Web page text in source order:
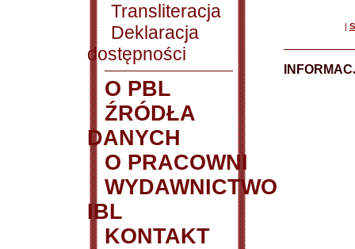
Transliteracja
Deklaracja
dostępności
O PBL
ŹRÓDŁA
DANYCH
O PRACOWNI
WYDAWNICTWO
IBL
KONTAKT
|